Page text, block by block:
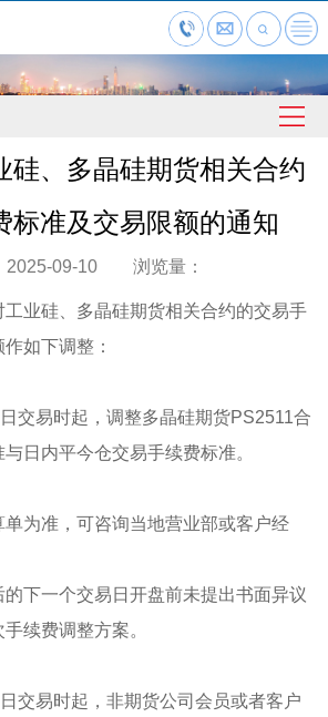
硅、多晶硅期货相关合约
标准及交易限额的通知
2025-09-10 浏览量：
业硅、多晶硅期货相关合约的交易手
如下调整：
易时起，调整多晶硅期货PS2511合
日内平今仓交易手续费标准。
为准，可咨询当地营业部或客户经
一个交易日开盘前未提出书面异议
续费调整方案。
易时起，非期货公司会员或者客户